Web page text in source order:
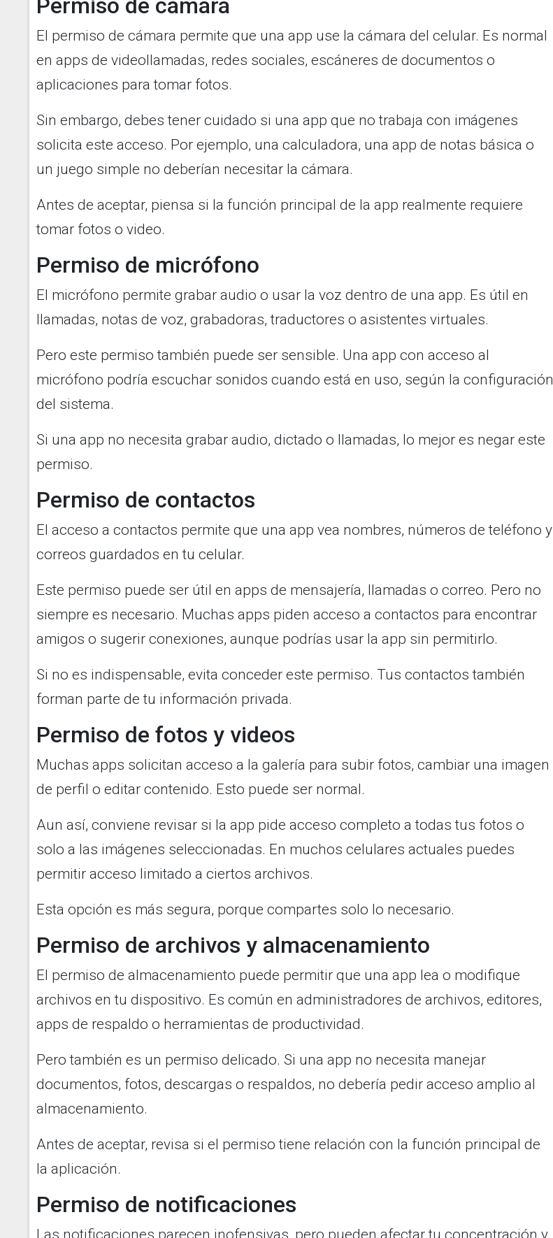
Permiso de cámara
El permiso de cámara permite que una app use la cámara del celular. Es normal
en apps de videollamadas, redes sociales, escáneres de documentos o
aplicaciones para tomar fotos.
Sin embargo, debes tener cuidado si una app que no trabaja con imágenes
solicita este acceso. Por ejemplo, una calculadora, una app de notas básica o
un juego simple no deberían necesitar la cámara.
Antes de aceptar, piensa si la función principal de la app realmente requiere
tomar fotos o video.
Permiso de micrófono
El micrófono permite grabar audio o usar la voz dentro de una app. Es útil en
llamadas, notas de voz, grabadoras, traductores o asistentes virtuales.
Pero este permiso también puede ser sensible. Una app con acceso al
micrófono podría escuchar sonidos cuando está en uso, según la configuración
del sistema.
Si una app no necesita grabar audio, dictado o llamadas, lo mejor es negar este
permiso.
Permiso de contactos
El acceso a contactos permite que una app vea nombres, números de teléfono y
correos guardados en tu celular.
Este permiso puede ser útil en apps de mensajería, llamadas o correo. Pero no
siempre es necesario. Muchas apps piden acceso a contactos para encontrar
amigos o sugerir conexiones, aunque podrías usar la app sin permitirlo.
Si no es indispensable, evita conceder este permiso. Tus contactos también
forman parte de tu información privada.
Permiso de fotos y videos
Muchas apps solicitan acceso a la galería para subir fotos, cambiar una imagen
de perfil o editar contenido. Esto puede ser normal.
Aun así, conviene revisar si la app pide acceso completo a todas tus fotos o
solo a las imágenes seleccionadas. En muchos celulares actuales puedes
permitir acceso limitado a ciertos archivos.
Esta opción es más segura, porque compartes solo lo necesario.
Permiso de archivos y almacenamiento
El permiso de almacenamiento puede permitir que una app lea o modifique
archivos en tu dispositivo. Es común en administradores de archivos, editores,
apps de respaldo o herramientas de productividad.
Pero también es un permiso delicado. Si una app no necesita manejar
documentos, fotos, descargas o respaldos, no debería pedir acceso amplio al
almacenamiento.
Antes de aceptar, revisa si el permiso tiene relación con la función principal de
la aplicación.
Permiso de notificaciones